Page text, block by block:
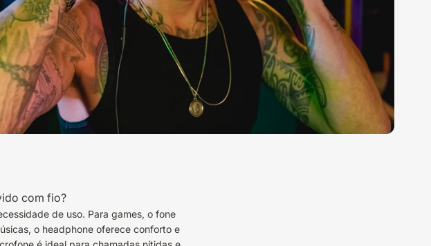
com fio?
de uso. Para games, o fone
o headphone oferece conforto e